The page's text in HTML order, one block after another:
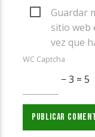
Guardar
sitio web
vez que
WC Captcha
− 3 = 5